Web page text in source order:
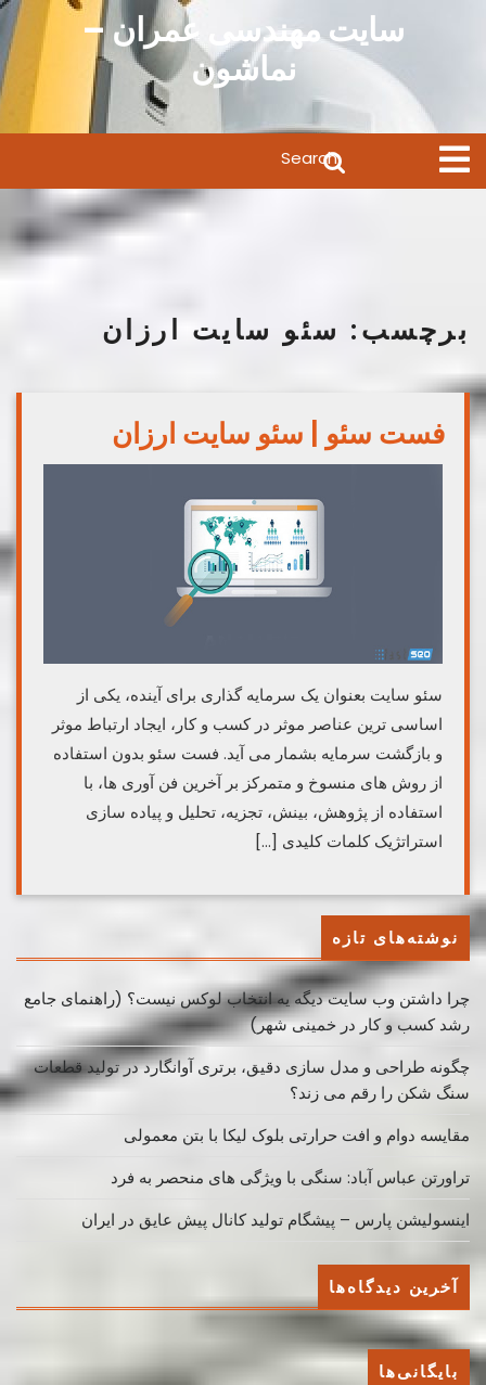
سایت مهندسی عمران –
نماشون
Open
Menu
for:
برچسب: سئو سایت ارزان
فست سئو | سئو سایت ارزان
سئو سایت بعنوان یک سرمایه گذاری برای آینده، یکی از
اساسی ترین عناصر موثر در کسب و کار، ایجاد ارتباط موثر
و بازگشت سرمایه بشمار می آید. فست سئو بدون استفاده
از روش های منسوخ و متمرکز بر آخرین فن آوری ها، با
استفاده از پژوهش، بینش، تجزیه، تحلیل و پیاده سازی
استراتژیک کلمات کلیدی […]
نوشته‌های تازه
چرا داشتن وب سایت دیگه یه انتخاب لوکس نیست؟ (راهنمای جامع
رشد کسب ‌و کار در خمینی ‌شهر)
چگونه طراحی و مدل سازی دقیق، برتری آوانگارد در تولید قطعات
سنگ شکن را رقم می زند؟
مقایسه دوام و افت حرارتی بلوک لیکا با بتن معمولی
تراورتن عباس آباد: سنگی با ویژگی های منحصر به فرد
اینسولیشن پارس – پیشگام تولید کانال پیش عایق در ایران
آخرین دیدگاه‌ها
بایگانی‌ها